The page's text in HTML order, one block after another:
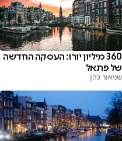
360 מיליון יורו: העסקה החדשה
של פתאל
שניאור כהן